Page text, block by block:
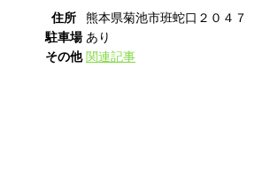
住所
熊本県菊池市班蛇口２０４７
駐車場 あり
その他 関連記事